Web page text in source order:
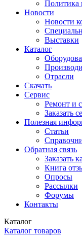
Политика
Новости
Новости
Выставки
Каталог
Отрасли
Скачать
Сервис
Ремонт и
Заказать
Полезная
Статьи
Обратная связь
Заказать
Книга
Опросы
Рассылки
Форумы
Контакты
Каталог
Каталог товаров